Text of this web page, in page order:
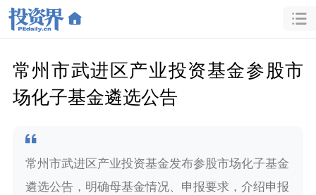
常州市武进区产业投资基金参股市
场化子基金遴选公告
常州市武进区产业投资基金发布参股市场化子基金
遴选公告，明确母基金情况、申报要求，介绍申报